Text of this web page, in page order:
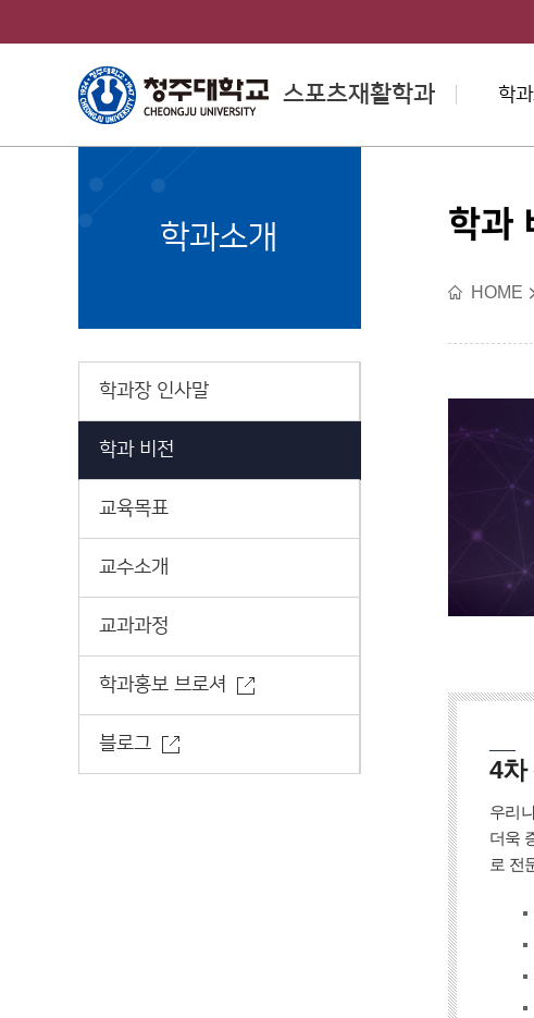
스포츠재활학과
College of Health
& Medical Sciences
학
학과소개
학과장 인사말
학과 비전
교육목표
교수소개
교과과정
학과홍보 브로셔
블로그
학과
HOME
4차
우리
더욱
로 전